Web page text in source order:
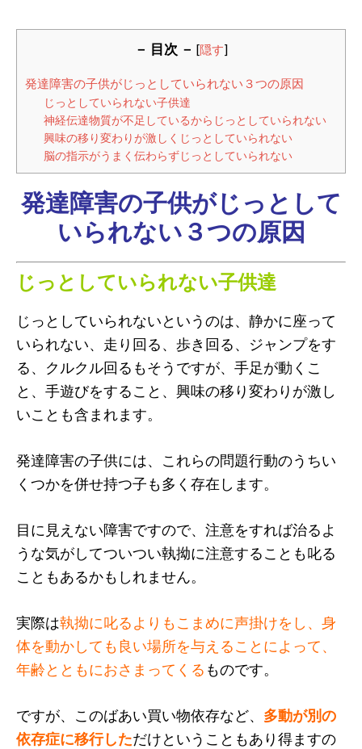
－ 目次 － [隠す]
発達障害の子供がじっとしていられない３つの原因
じっとしていられない子供達
神経伝達物質が不足しているからじっとしていられない
興味の移り変わりが激しくじっとしていられない
脳の指示がうまく伝わらずじっとしていられない
発達障害の子供がじっとして
いられない３つの原因
じっとしていられない子供達
じっとしていられないというのは、静かに座って
いられない、走り回る、歩き回る、ジャンプをす
る、クルクル回るもそうですが、手足が動くこ
と、手遊びをすること、興味の移り変わりが激し
いことも含まれます。
発達障害の子供には、これらの問題行動のうちい
くつかを併せ持つ子も多く存在します。
目に見えない障害ですので、注意をすれば治るよ
うな気がしてついつい執拗に注意することも叱る
こともあるかもしれません。
実際は執拗に叱るよりもこまめに声掛けをし、身
体を動かしても良い場所を与えることによって、
年齢とともにおさまってくる ものです。
ですが、このばあい買い物依存など、 多動が別の
依存症に移行しただけということもあり得ますの